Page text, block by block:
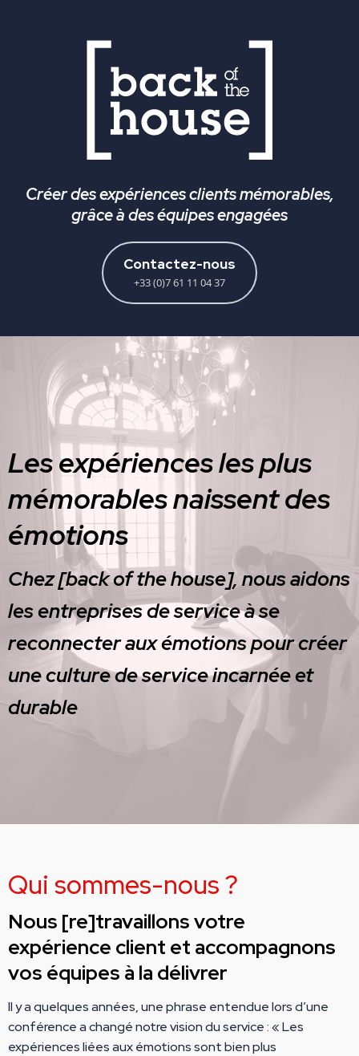
Créer des expériences clients mémorables,
grâce à des équipes engagées
Contactez-nous
+33 (0)7 61 11 04 37
Les expériences les plus
mémorables naissent des
émotions
Chez[back of the house], nous aidons
les entreprises de service à se
reconnecter aux émotions pour créer
une culture de service incarnée et
durable
Qui sommes-nous ?
Nous [re]travaillons votre
expérience client et accompagnons
vos équipes à la délivrer
Il y a quelques années, une phrase entendue lors d’une
conférence a changé notre vision du service : « Les
expériences liées aux émotions sont bien plus